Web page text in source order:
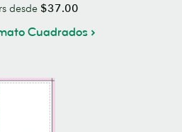
desde $37.00
Cuadrados